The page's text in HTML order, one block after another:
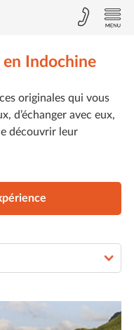
en Indochine
originales qui vous
d’échanger avec eux,
découvrir leur